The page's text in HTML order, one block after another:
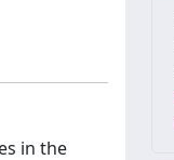
in the